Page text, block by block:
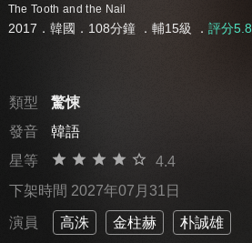
The Tooth and the Nail
2017．韓國．108分鐘 ． 輔15級 ． 評分5.8
類型
驚悚
發音
韓語
星等
4.4
下架時間 2027年07月31日
演員 高洙 金柱赫 朴誠雄